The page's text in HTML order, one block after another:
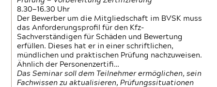
8.30—16.30 Uhr
Der Bewerber um die Mitgliedschaft im BVSK muss
das Anforderungsprofil für den Kfz-
Sachverständigen für Schäden und Bewertung
erfüllen. Dieses hat er in einer schriftlichen,
mündlichen und praktischen Prüfung nachzuweisen.
Ähnlich der Personenzertifi…
Das Seminar soll dem Teilnehmer ermöglichen, sein
Fachwissen zu aktualisieren, Prüfungssituationen